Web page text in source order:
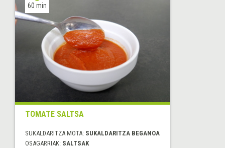
60 min
TOMATE SALTSA
SUKALDARITZA MOTA: SUKALDARITZA BEGANOA
OSAGARRIAK: SALTSAK